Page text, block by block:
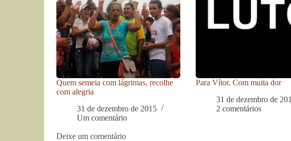
Quem semeia com lágrimas, recolhe
com alegria
31 de dezembro de 2015
Um comentário
Para Vítor. Com muita dor
31 de dezembro de
2 comentários
Deixe um comentário